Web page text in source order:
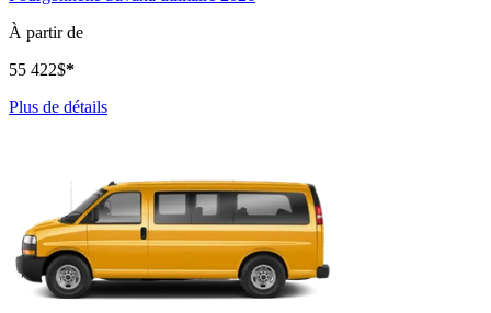
À partir de
55 422$*
Plus de détails